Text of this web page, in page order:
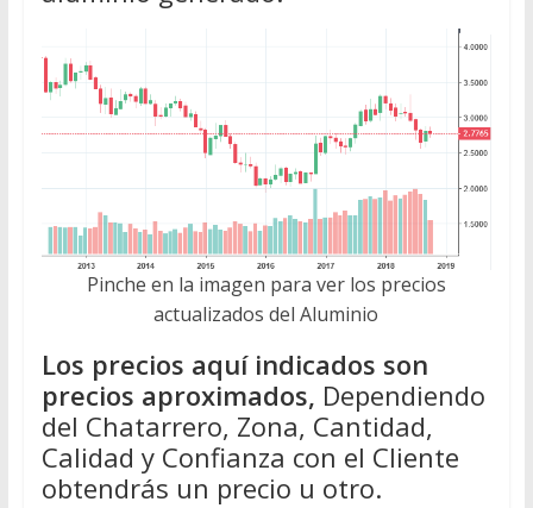
Pinche en la imagen para ver los precios
actualizados del Aluminio
Los precios aquí indicados son
precios aproximados, Dependiendo
del Chatarrero, Zona, Cantidad,
Calidad y Confianza con el Cliente
obtendrás un precio u otro.